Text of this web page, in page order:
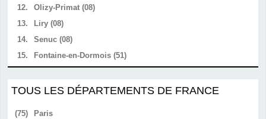
12.
Olizy-Primat (08)
13.
Liry (08)
14.
Senuc (08)
15.
Fontaine-en-Dormois (51)
TOUS LES DÉPARTEMENTS DE FRANCE
(75) Paris